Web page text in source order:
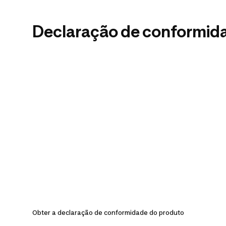
Declaração de
Obter a declaração de conformidade do produto